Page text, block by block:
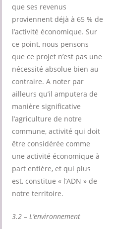
que ses revenus
proviennent déjà à 65 % de
l’activité économique. Sur
ce point, nous pensons
que ce projet n’est pas une
nécessité absolue bien au
contraire. A noter par
ailleurs qu’il amputera de
manière significative
l’agriculture de notre
commune, activité qui doit
être considérée comme
une activité économique à
part entière, et qui plus
est, constitue « l’ADN » de
notre territoire.
3.2 – L’environnement